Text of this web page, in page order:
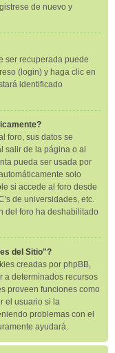
de nuevo y
ser recuperada puede
(login) y haga clic en
identificado
foro, sus datos se
salir de la página o al
pueda ser usada por
solo
si accede al foro desde
de universidades, etc.
del foro ha deshabilitado
del Sitio"?
creadas por phpBB,
a determinados recursos
proveen funciones como
el usuario si la
problemas con el
ayudará.